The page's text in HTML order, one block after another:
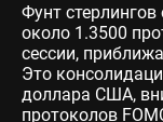
Фунт стерлингов
около 1.3500
сессии,
Это
доллара США,
протоколов